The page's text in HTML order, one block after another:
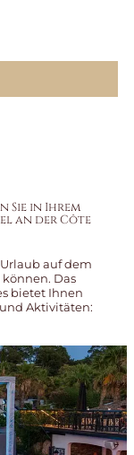
Sie in Ihrem
an der Côte
auf dem
Das
bietet Ihnen
Aktivitäten: